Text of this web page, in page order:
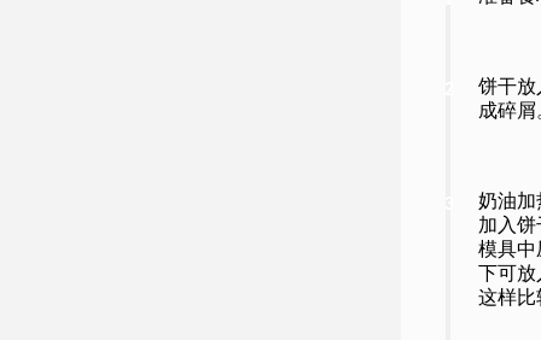
饼干放
成碎屑
奶油加
加入
模具中
下可
这样比